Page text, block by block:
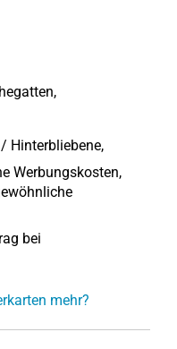
Hinterbliebene,
Werbungskosten,
bei
mehr?